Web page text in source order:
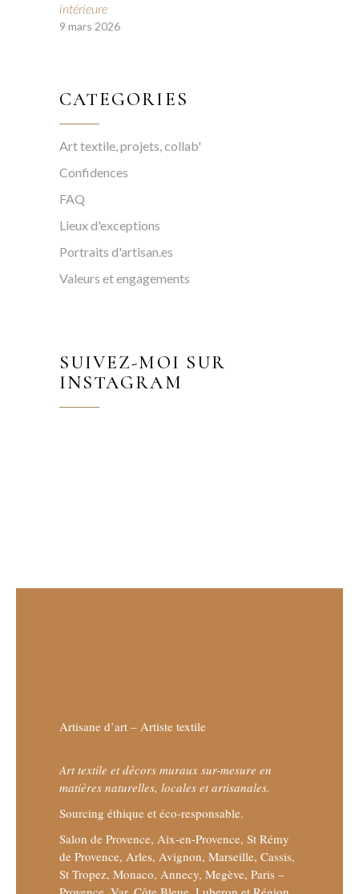
intérieure
9 mars 2026
CATEGORIES
Art textile, projets, collab'
Confidences
FAQ
Lieux d'exceptions
Portraits d'artisan.es
Valeurs et engagements
SUIVEZ-MOI SUR
INSTAGRAM
Artisane d’art – Artiste textile
Art textile et décors muraux sur-mesure en
matières naturelles, locales et artisanales.
Sourcing éthique et éco-responsable.
Salon de Provence, Aix-en-Provence, St Rémy
de Provence, Arles, Avignon, Marseille, Cassis,
St Tropez, Monaco, Annecy, Megève, Paris –